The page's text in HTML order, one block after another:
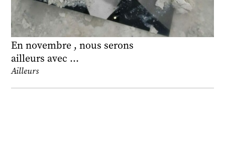
En novembre , nous serons
ailleurs avec …
Ailleurs